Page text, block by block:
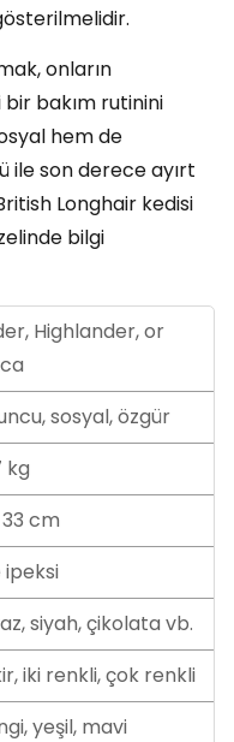
onların
bakım rutinini
hem de
ile son derece ayırt
Longhair kedisi
bilgi
Highlander, or
sosyal, özgür
kg
cm
ipeksi
siyah, çikolata vb.
iki renkli, çok renkli
yeşil, mavi